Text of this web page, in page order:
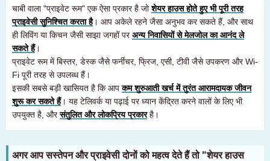
चाबी वाला "प्राइवेट रूम" एक ऐसा प्रकार है जोशेयर हाउस होते हुए भी पूरी तरह
प्राइवेसी सुनिश्चित करता है। आप अकेले रहने जैसा अनुभव कर सकते हैं, और साथ
ही लिविंग या किचन जैसी साझा जगहों परअन्य निवासियों से मेलजोल का आनंद ले
सकते हैं।
प्राइवेट रूम में बिस्तर, डेस्क जैसे फर्नीचर, फ्रिज, एसी, टीवी जैसे उपकरण और Wi-
Fi पूरी तरह से उपलब्ध हैं।
इसकी सबसे बड़ी खासियत है कि आपकम शुरुआती खर्च में तुरंत आरामदायक जीवन
शुरू कर सकते हैं। यह टेलिवर्क या पढ़ाई पर ध्यान केंद्रित करने वालों के लिए भी
उपयुक्त है, औरसंतुलित और लोकप्रिय प्रकारहै।
अगर आप सस्तेपन और प्राइवेसी दोनों को महत्व देते हैं तो "शेयर हाउस